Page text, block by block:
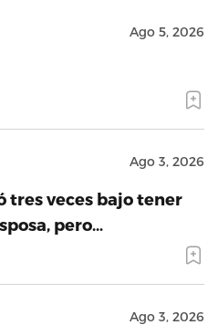
Ago 5, 2026
Ago 3, 2026
tres veces bajo tener
pero…
Ago 3, 2026